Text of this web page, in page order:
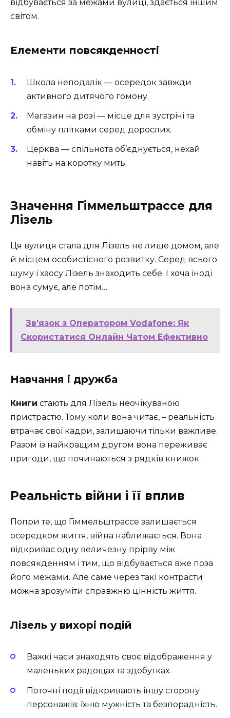
відбувається за межами вулиці, здається іншим
світом.
Елементи повсякденності
Школа неподалік — осередок завжди
активного дитячого гомону.
Магазин на розі — місце для зустрічі та
обміну плітками серед дорослих.
Церква — спільнота об’єднується, нехай
навіть на коротку мить.
Значення Гіммельштрассе для
Лізель
Ця вулиця стала для Лізель не лише домом, але
й місцем особистісного розвитку. Серед всього
шуму і хаосу Лізель знаходить себе. І хоча іноді
вона сумує, але потім…
Зв'язок з Оператором Vodafone: Як
Скористатися Онлайн Чатом Ефективно
Навчання і дружба
Книги стають для Лізель неочікуваною
пристрастю. Тому коли вона читає, – реальність
втрачає свої кадри, залишаючи тільки важливе.
Разом із найкращим другом вона переживає
пригоди, що починаються з рядків книжок.
Реальність війни і її вплив
Попри те, що Гіммельштрассе залишається
осередком життя, війна наближається. Вона
відкриває одну величезну прірву між
повсякденням і тим, що відбувається вже поза
його межами. Але саме через такі контрасти
можна зрозуміти справжню цінність життя.
Лізель у вихорі подій
Важкі часи знаходять своє відображення у
маленьких радощах та здобутках.
Поточні події відкривають іншу сторону
персонажів: їхню мужність та безпорадність.